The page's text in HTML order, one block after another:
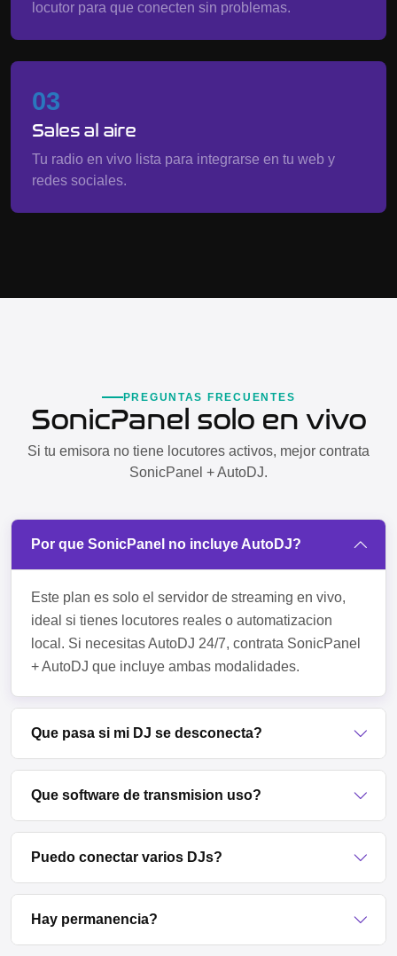
locutor para que conecten sin problemas.
03
Sales al aire
Tu radio en vivo lista para integrarse en tu web y
redes sociales.
PREGUNTAS FRECUENTES
SonicPanel solo en vivo
Si tu emisora no tiene locutores activos, mejor contrata
SonicPanel + AutoDJ.
Por que SonicPanel no incluye AutoDJ?
Este plan es solo el servidor de streaming en vivo,
ideal si tienes locutores reales o automatizacion
local. Si necesitas AutoDJ 24/7, contrata SonicPanel
+ AutoDJ que incluye ambas modalidades.
Que pasa si mi DJ se desconecta?
Que software de transmision uso?
Puedo conectar varios DJs?
Hay permanencia?